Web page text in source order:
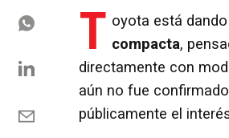
T oyota está
compacta,
directamente con
aún no fue
públicamente el